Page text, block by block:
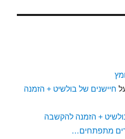
חיישנים של בולשיט + הזמנה
+ הזמנה להקשבה
מתפתחים…